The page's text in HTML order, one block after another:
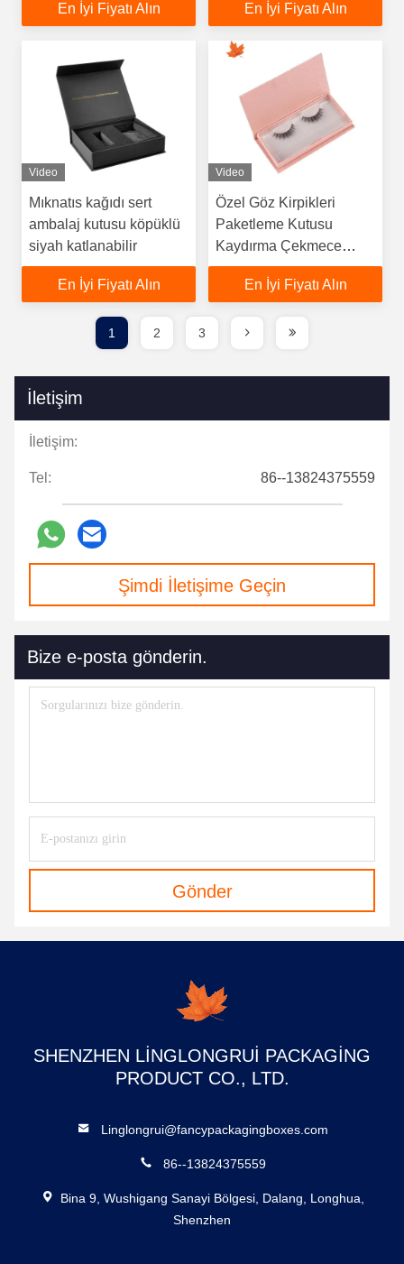
En İyi Fiyatı Alın
En İyi Fiyatı Alın
Video
Mıknatıs kağıdı sert
ambalaj kutusu köpüklü
siyah katlanabilir
En İyi Fiyatı Alın
Video
Özel Göz Kirpikleri
Paketleme Kutusu
Kaydırma Çekmece
Holografik Kağıt Kirpik
Paketleme Kutusu
En İyi Fiyatı Alın
1 2 3
İletişim
İletişim:
Tel: 86--13824375559
Şimdi İletişime Geçin
Bize e-posta gönderin.
Gönder
SHENZHEN LINGLONGRUI PACKAGING
PRODUCT CO., LTD.
Linglongrui@fancypackagingboxes.com
86--13824375559
Bina 9, Wushigang Sanayi Bölgesi, Dalang, Longhua,
Shenzhen